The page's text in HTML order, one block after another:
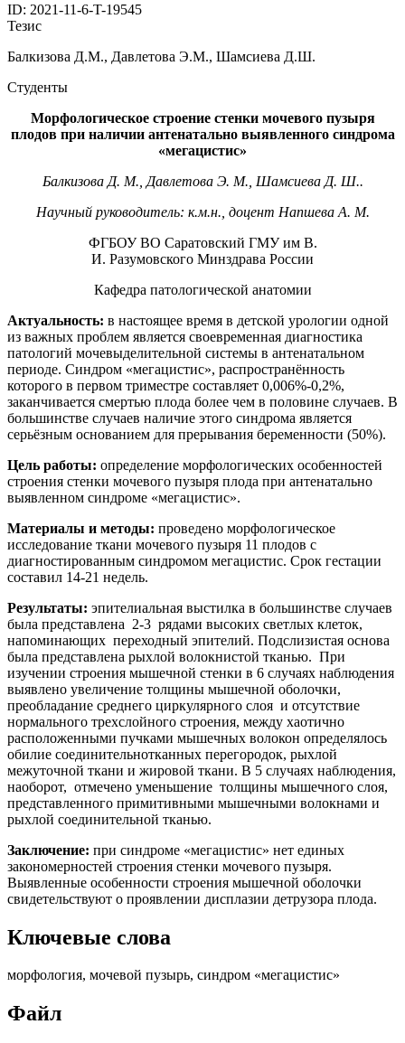
ID: 2021-11-6-T-19545
Тезис
Балкизова Д.М., Давлетова Э.М., Шамсиева Д.Ш.
Студенты
Морфологическое строение стенки мочевого пузыря
плодов при наличии антенатально выявленного синдрома
«мегацистис»
Балкизова Д. М., Давлетова Э. М., Шамсиева Д. Ш..
Научный руководитель: к.м.н., доцент Напшева А. М.
ФГБОУ ВО Саратовский ГМУ им В.
И. Разумовского Минздрава России
Кафедра патологической анатомии
Актуальность: в настоящее время в детской урологии одной
из важных проблем является своевременная диагностика
патологий мочевыделительной системы в антенатальном
периоде. Синдром «мегацистис», распространённость
которого в первом триместре составляет 0,006%-0,2%,
заканчивается смертью плода более чем в половине случаев. В
большинстве случаев наличие этого синдрома является
серьёзным основанием для прерывания беременности (50%).
Цель работы: определение морфологических особенностей
строения стенки мочевого пузыря плода при антенатально
выявленном синдроме «мегацистис».
Материалы и методы: проведено морфологическое
исследование ткани мочевого пузыря 11 плодов с
диагностированным синдромом мегацистис. Срок гестации
составил 14-21 недель.
Результаты: эпителиальная выстилка в большинстве случаев
была представлена 2-3 рядами высоких светлых клеток,
напоминающих переходный эпителий. Подслизистая основа
была представлена рыхлой волокнистой тканью. При
изучении строения мышечной стенки в 6 случаях наблюдения
выявлено увеличение толщины мышечной оболочки,
преобладание среднего циркулярного слоя и отсутствие
нормального трехслойного строения, между хаотично
расположенными пучками мышечных волокон определялось
обилие соединительнотканных перегородок, рыхлой
межуточной ткани и жировой ткани. В 5 случаях наблюдения,
наоборот, отмечено уменьшение толщины мышечного слоя,
представленного примитивными мышечными волокнами и
рыхлой соединительной тканью.
Заключение: при синдроме «мегацистис» нет единых
закономерностей строения стенки мочевого пузыря.
Выявленные особенности строения мышечной оболочки
свидетельствуют о проявлении дисплазии детрузора плода.
Ключевые слова
морфология, мочевой пузырь, синдром «мегацистис»
Файл